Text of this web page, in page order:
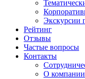
Экскурсии
Рейтинг
Отзывы
Частые вопросы
Контакты
О компании